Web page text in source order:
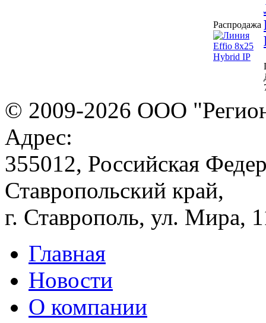
Распродажа
© 2009-2026 ООО
Адрес:
355012, Российская
Ставропольский край,
г. Ставрополь, ул. Мира,
Главная
Новости
О компании